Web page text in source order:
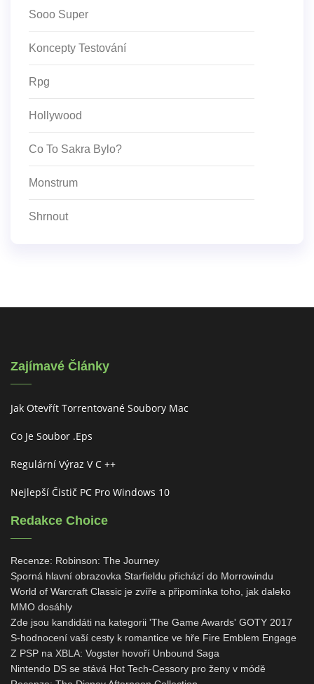
Sooo Super
Koncepty Testování
Rpg
Hollywood
Co To Sakra Bylo?
Monstrum
Shrnout
Zajímavé Články
Jak Otevřít Torrentované Soubory Mac
Co Je Soubor .eps
Regulární Výraz V C ++
Nejlepší Čistič PC Pro Windows 10
Redakce Choice
Recenze: Robinson: The Journey
Sporná hlavní obrazovka Starfieldu přichází do Morrowindu
World of Warcraft Classic je zvíře a připomínka toho, jak daleko
MMO dosáhly
Zde jsou kandidáti na kategorii 'The Game Awards' GOTY 2017
S-hodnocení vaší cesty k romantice ve hře Fire Emblem Engage
Z PSP na XBLA: Vogster hovoří Unbound Saga
Nintendo DS se stává Hot Tech-Cessory pro ženy v módě